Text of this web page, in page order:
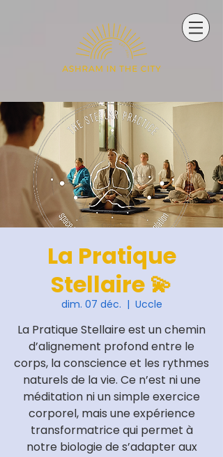
La Pratique
Stellaire 💫
dim. 07 déc.
  |
Uccle
La Pratique Stellaire est un chemin
d’alignement profond entre le
corps, la conscience et les rythmes
naturels de la vie. Ce n’est ni une
méditation ni un simple exercice
corporel, mais une expérience
transformatrice qui permet à
notre biologie de s’adapter aux